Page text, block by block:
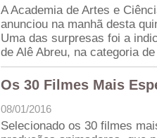
A Academia de Artes e
anunciou na manhã desta
Uma das surpresas foi a
de Alê Abreu, na categoria
Os 30 Filmes Mais
08/01/2016
Selecionado os 30 filmes